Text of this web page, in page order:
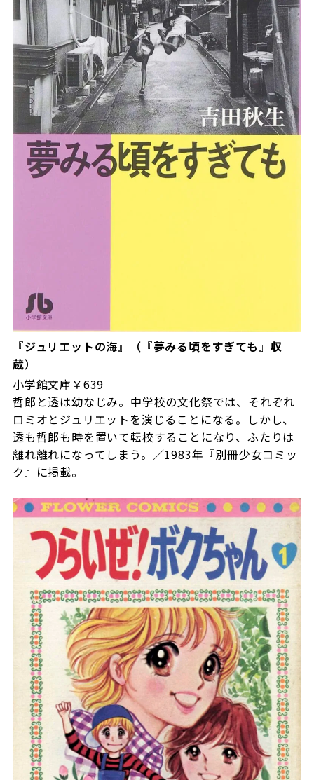
『ジュリエットの海』（『夢みる頃をすぎても』収
蔵）
⼩学館文庫￥639
哲郎と透は幼なじみ。中学校の文化祭では、それぞれ
ロミオとジュリエットを演じることになる。しかし、
透も哲郎も時を置いて転校することになり、ふたりは
離れ離れになってしまう。／1983年『別冊少女コミッ
ク』に掲載。